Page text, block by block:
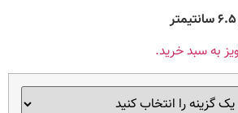
به سبد خرید.